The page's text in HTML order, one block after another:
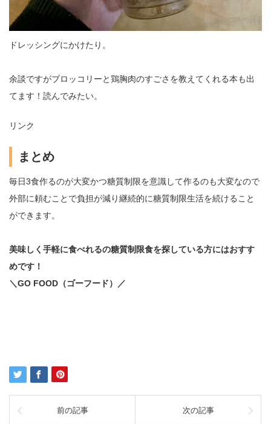
ドレッシングにかけたり。
余談ですがブロッコリーと鶏胸肉のすごさを教えてくれる本も出
てます！読んでみたい。
リンク
まとめ
毎日3食作るのが大変かつ糖質制限を意識して作るのも大変なので
外部に頼むことで負担が減り継続的に糖質制限生活を続けること
ができます。
美味しく手軽に食べれるの糖質制限食を探している方にはおすす
めです！
＼GO FOOD（ゴーフード）／
前の記事 次の記事